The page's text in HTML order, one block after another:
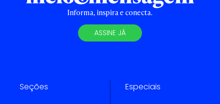
Informa, inspira e conecta.
ASSINE JÁ
Seções Especiais